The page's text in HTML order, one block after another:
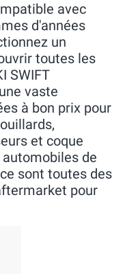
avec
d'années
un
toutes les
SWIFT
vaste
à bon prix pour
et coque
de
sont toutes des
pour